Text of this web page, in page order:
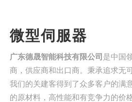
微型伺服器
广东德晟智能科技有限公司 是中国
商，供应商和出口商。秉承追求无
我们的关建客得到了众多客户的满
的原材料，高性能和有竞争力的价